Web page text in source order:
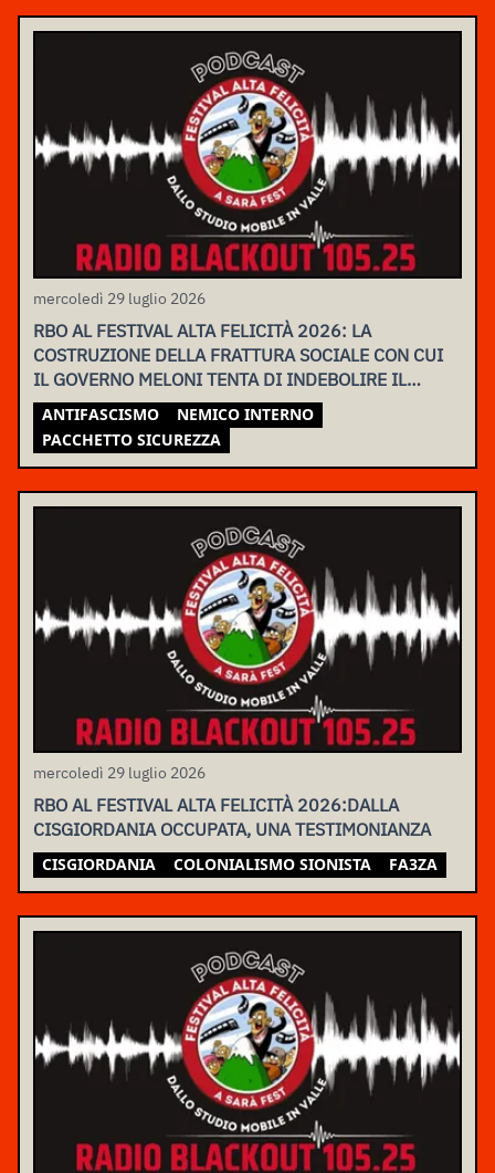
mercoledì 29 luglio 2026
RBO AL FESTIVAL ALTA FELICITÀ 2026: LA
COSTRUZIONE DELLA FRATTURA SOCIALE CON CUI
IL GOVERNO MELONI TENTA DI INDEBOLIRE IL
MOVIMENTO
ANTIFASCISMO
NEMICO INTERNO
PACCHETTO SICUREZZA
mercoledì 29 luglio 2026
RBO AL FESTIVAL ALTA FELICITÀ 2026:DALLA
CISGIORDANIA OCCUPATA, UNA TESTIMONIANZA
CISGIORDANIA COLONIALISMO SIONISTA FA3ZA